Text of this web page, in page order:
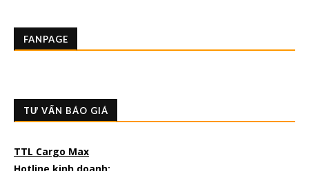
FANPAGE
TƯ VẤN BÁO GIÁ
TTL Cargo Max